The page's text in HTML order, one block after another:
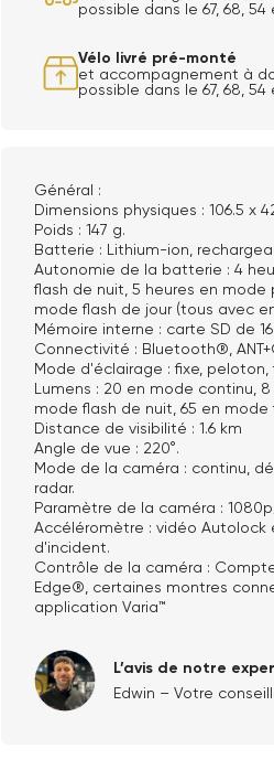
possible dans le 67, 68, 54
Vélo livré pré-monté
et accompagnement à
possible dans le 67, 68, 54
Général :
Dimensions physiques : 106.5 x
Poids : 147 g.
Batterie : Lithium-ion,
Autonomie de la batterie : 4
flash de nuit, 5 heures en mode
mode flash de jour (tous avec
Mémoire interne : carte SD de
Connectivité : Bluetooth®,
Mode d'éclairage : fixe, peloton,
Lumens : 20 en mode continu,
mode flash de nuit, 65 en mode
Distance de visibilité : 1.6 km
Angle de vue : 220°.
Mode de la caméra : continu,
radar.
Paramètre de la caméra :
Accéléromètre : vidéo
d'incident.
Contrôle de la caméra :
Edge®, certaines montres
application Varia™
L’avis de notre
Edwin – Votre